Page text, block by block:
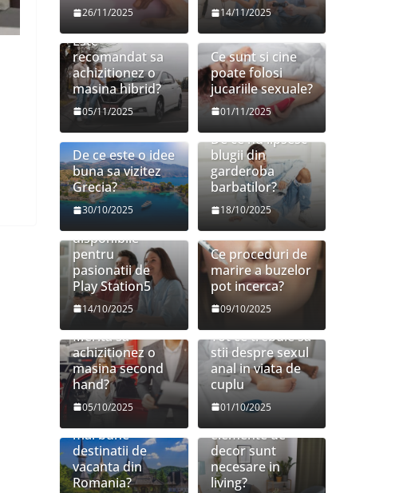
26/11/2025 14/11/2025
Este
recomandat sa
achizitionez o
masina hibrid?
05/11/2025
Ce sunt si cine
poate folosi
jucariile sexuale?
01/11/2025
De ce este o idee
buna sa vizitez
Grecia?
30/10/2025
De ce nu lipsesc
blugii din
garderoba
barbatilor?
18/10/2025
disponibile
pentru
pasionatii de
Play Station5
14/10/2025
Ce proceduri de
marire a buzelor
pot incerca?
09/10/2025
Merita sa
achizitionez o
masina second
hand?
05/10/2025
Tot ce trebuie sa
stii despre sexul
anal in viata de
cuplu
01/10/2025
Care sunt cele
mai bune
destinatii de
vacanta din
Romania?
elemente de
decor sunt
necesare in
living?